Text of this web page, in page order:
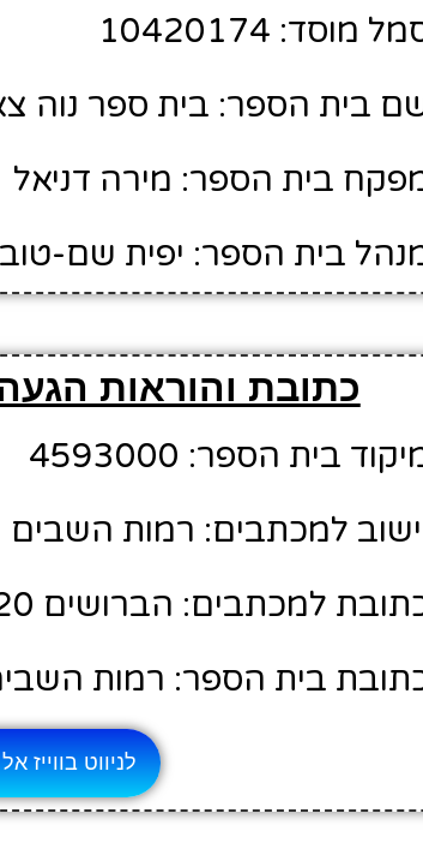
מוסד: 10420174
בית הספר: בית ספר נוה
בית הספר: מירה דניאל
בית הספר: יפית שם-
כתובת והוראות
בית הספר: 4593000
למכתבים: רמות השבים
למכתבים: הברושים 20
בית הספר: רמות השבים
לניווט בווייז